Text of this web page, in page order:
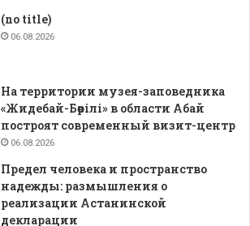
(no title)
06.08.2026
На территории музея-заповедника
«Жидебай-Бөрілі» в области Абай
построят современный визит-центр
06.08.2026
Предел человека и пространство
надежды: размышления о
реализации Астанинской
декларации